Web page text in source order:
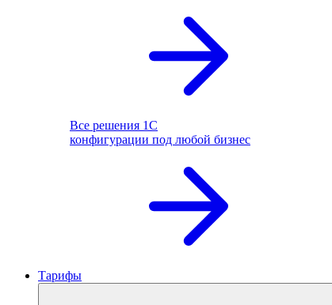
Все решения 1С
конфигурации под любой бизнес
Тарифы